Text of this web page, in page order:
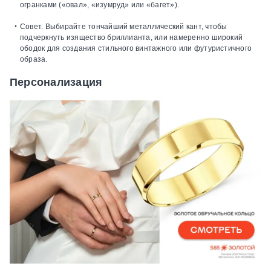
огранками («овал», «изумруд» или «багет»).
Совет. Выбирайте тончайший металлический кант, чтобы
подчеркнуть изящество бриллианта, или намеренно широкий
ободок для создания стильного винтажного или футуристичного
образа.
Персонализация